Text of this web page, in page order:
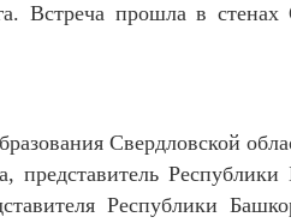
Встреча прошла в стенах
Свердловской
представитель
Республики